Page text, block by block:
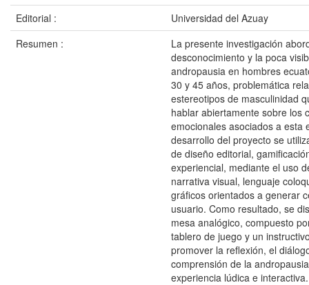
Editorial :
Universidad del Azuay
Resumen :
La presente investigación
desconocimiento y la poca
andropausia en hombres
30 y 45 años, problemática
estereotipos de masculinidad
hablar abiertamente sobre los
emocionales asociados a esta
desarrollo del proyecto se
de diseño editorial,
experiencial, mediante el uso
narrativa visual, lenguaje
gráficos orientados a generar
usuario. Como resultado, se
mesa analógico, compuesto
tablero de juego y un
promover la reflexión, el
comprensión de la
experiencia lúdica e interactiva.